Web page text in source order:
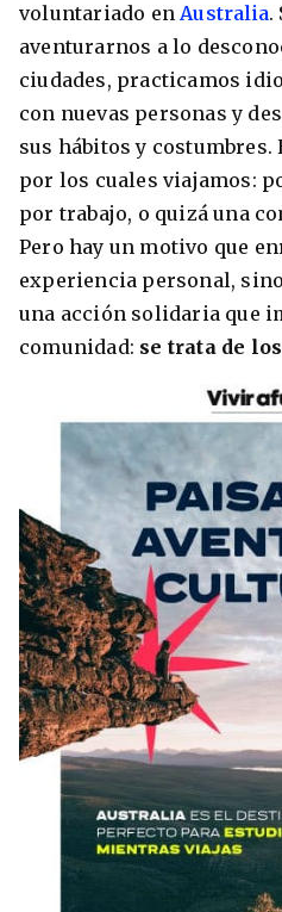
Romina Guzman 24/11/2021
Australia permitirá la
estudiantes y
Agustina Fontirroig
8 ciudades para
intensivo
Barbie Castoldi 09/11/2021
Australia
Nueva Zelanda
América
Brasil
Canadá
Estados Unidos
Ecuador
VER TODOS LOS
Estudia Inglés frente
Estudia un Bachelor de
Estudia Business en
He leído y acepto
Condiciones
voluntariado enAustralia.
aventurarnos a lo
ciudades, practicamos
con nuevas personas y
sus hábitos y
por los cuales viajamos:
por trabajo, o quizá una
Pero hay un motivo que
experiencia personal,
una acción solidaria que
comunidad: se trata de